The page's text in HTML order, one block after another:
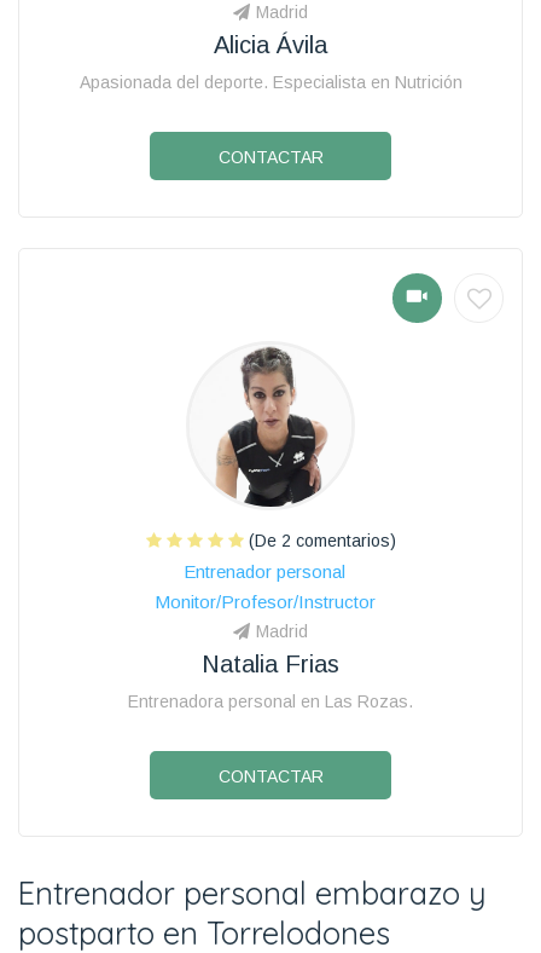
Madrid
Alicia Ávila
Apasionada del deporte. Especialista en Nutrición
CONTACTAR
(De 2 comentarios)
Entrenador personal
Monitor/Profesor/Instructor
Madrid
Natalia Frias
Entrenadora personal en Las Rozas.
CONTACTAR
Entrenador personal embarazo y
postparto en Torrelodones